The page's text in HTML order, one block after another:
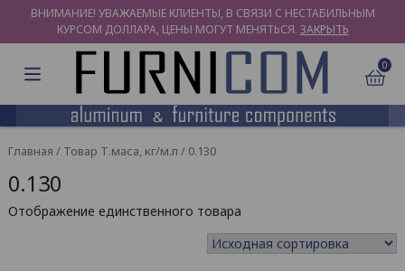
ВНИМАНИЕ! УВАЖАЕМЫЕ КЛИЕНТЫ, В СВЯЗИ С НЕСТАБИЛЬНЫМ
КУРСОМ ДОЛЛАРА, ЦЕНЫ МОГУТ МЕНЯТЬСЯ. ЗАКРЫТЬ
0
Главная / Товар Т.маса, кг/м.п / 0.130
0.130
Отображение единственного товара